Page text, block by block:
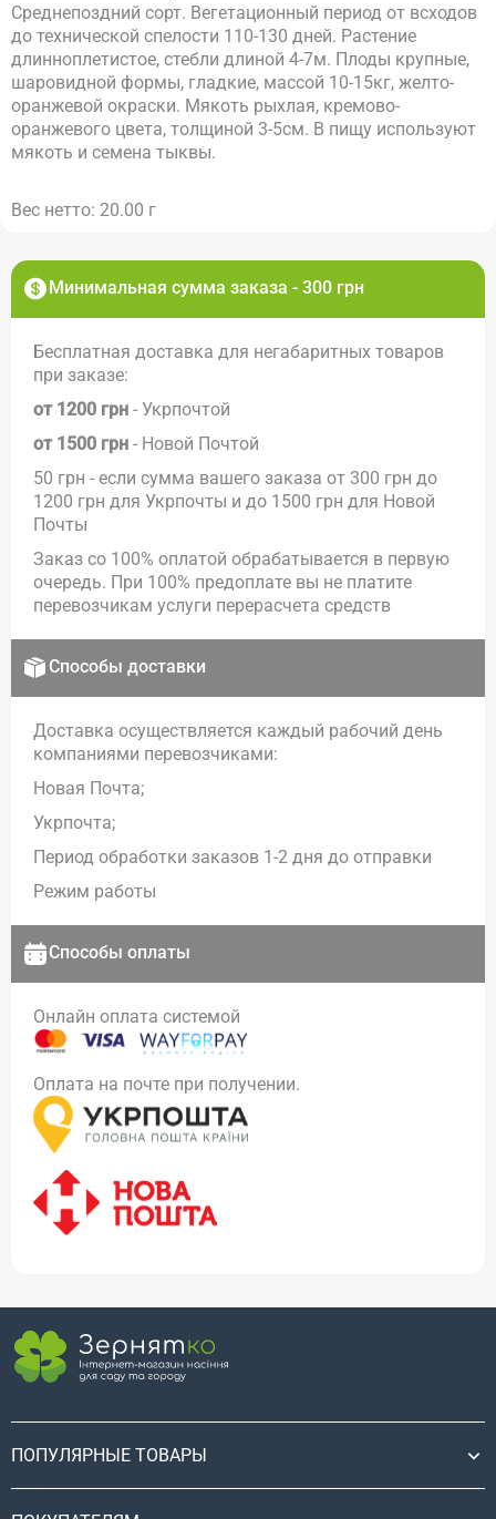
Минимальная сумма заказа - 300 грн
Бесплатная доставка для негабаритных товаров
при заказе:
от 1200 грн - Укрпочтой
от 1500 грн - Новой Почтой
50 грн - если сумма вашего заказа от 300 грн до
1200 грн для Укрпочты и до 1500 грн для Новой
Почты
Заказ со 100% оплатой обрабатывается в первую
очередь. При 100% предоплате вы не платите
перевозчикам услуги перерасчета средств
Способы доставки
Доставка осуществляется каждый рабочий день
компаниями перевозчиками:
Новая Почта;
Укрпочта;
Период обработки заказов 1-2 дня до отправки
Режим работы
Способы оплаты
Онлайн оплата системой
Оплата на почте при получении.
Среднепоздний сорт. Вегетационный период от всходов
до технической спелости 110-130 дней. Растение
длинноплетистое, стебли длиной 4-7м. Плоды крупные,
шаровидной формы, гладкие, массой 10-15кг, желто-
оранжевой окраски. Мякоть рыхлая, кремово-
оранжевого цвета, толщиной 3-5см. В пищу используют
мякоть и семена тыквы.
Вес нетто: 20.00 г
ПОПУЛЯРНЫЕ ТОВАРЫ